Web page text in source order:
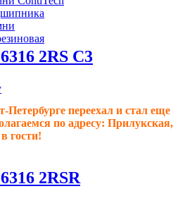
переехал и стал еще
по адресу: Прилукская,
гости!
2RS C3
2RSR